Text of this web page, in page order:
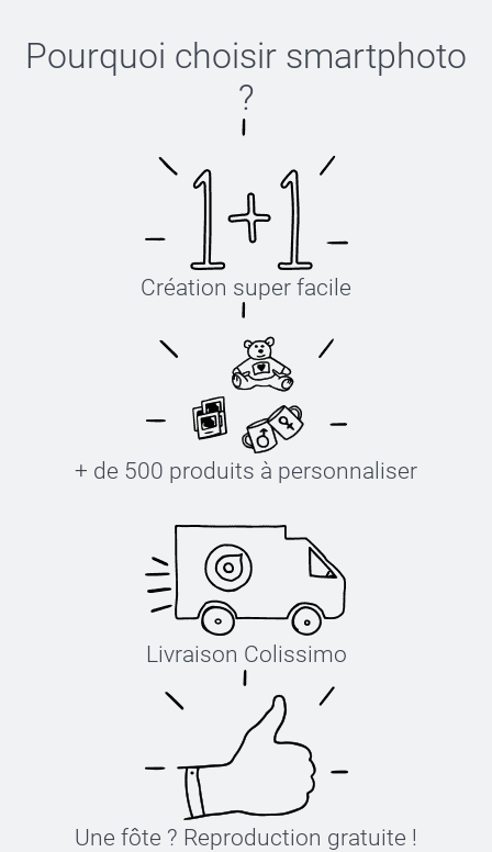
Pourquoi choisir smartphoto
?
Création super facile
+ de 500 produits à personnaliser
Livraison Colissimo
Une fôte ? Reproduction gratuite !